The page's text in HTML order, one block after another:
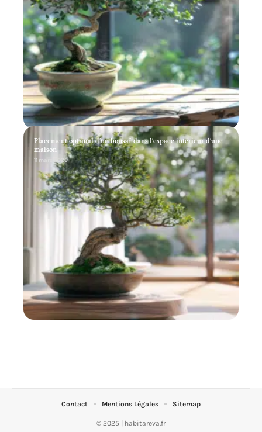
Placement optimal d’un bonsaï dans l’espace intérieur d’une
maison
11 mars 2026
© 2025 | habitareva.fr
Contact Mentions Légales Sitemap